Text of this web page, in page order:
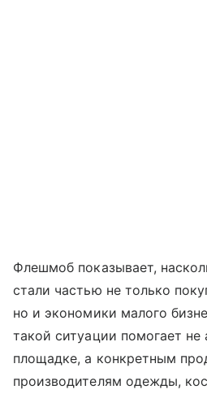
Флешмоб показывает,
стали частью не только
но и экономики малого
такой ситуации помогает не
площадке, а конкретным
производителям одежды,